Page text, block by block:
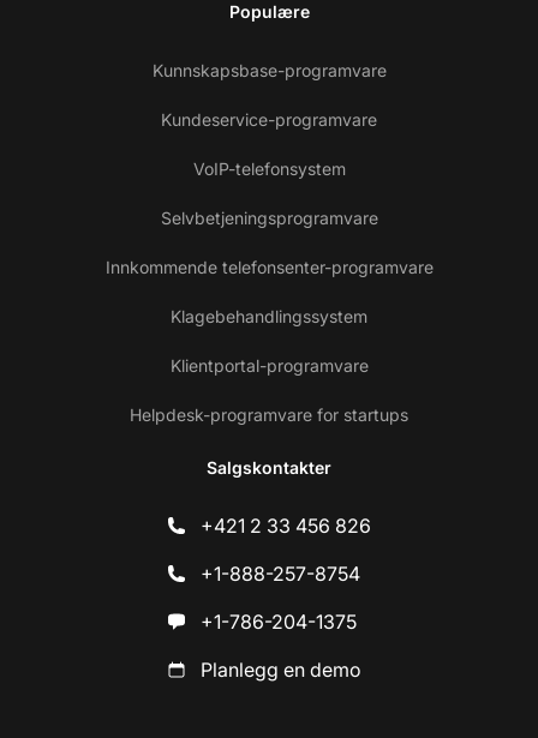
Populære
Kunnskapsbase-programvare
Kundeservice-programvare
VoIP-telefonsystem
Selvbetjeningsprogramvare
Innkommende telefonsenter-programvare
Klagebehandlingssystem
Klientportal-programvare
Helpdesk-programvare for startups
Salgskontakter
+421 2 33 456 826
+1-888-257-8754
+1-786-204-1375
Planlegg en demo